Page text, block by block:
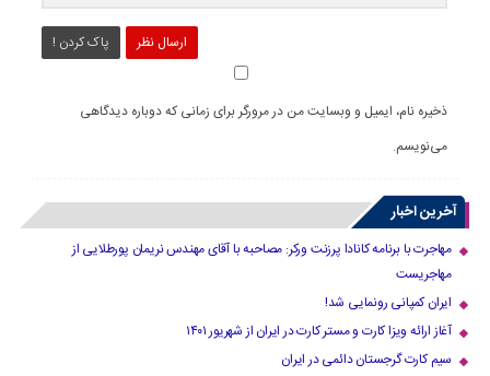
ارسال نظر پاک کردن !
ذخیره نام، ایمیل و وبسایت من در مرورگر برای زمانی که دوباره دیدگاهی
می‌نویسم.
آخرین اخبار
مهاجرت با برنامه کانادا پرزنت ورکر: مصاحبه با آقای مهندس نریمان پورطلایی از
مهاجریست
ایران کمپانی رونمایی شد!
آغاز ارائه ویزا کارت و مستر کارت در ایران از شهریور ۱۴۰۱
سیم کارت گرجستان دائمی در ایران